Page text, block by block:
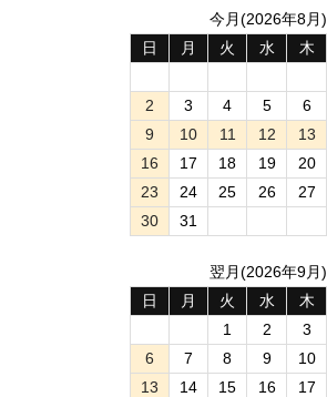
今月(2026年8月)
日
月 火 水 木
2
3 4 5 6
9
10 11 12 13
16
17 18 19 20
23
24 25 26 27
30
31
翌月(2026年9月)
日
月 火 水 木
1
2 3
6
7 8 9 10
13
14 15 16 17